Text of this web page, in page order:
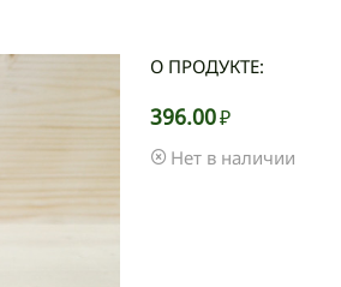
О ПРОДУКТЕ:
396.00₽
Нет в наличии